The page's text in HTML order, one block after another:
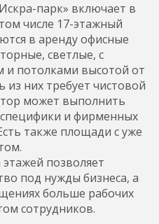
парк» включает в
числе 17-этажный
в аренду офисные
светлые, с
потолками высотой от
из них требует чистовой
может выполнить
и фирменных
также площади с уже
позволяет
под нужды бизнеса, а
больше рабочих
сотрудников.